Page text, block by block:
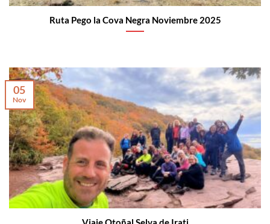
Ruta Pego la Cova Negra Noviembre 2025
05
Nov